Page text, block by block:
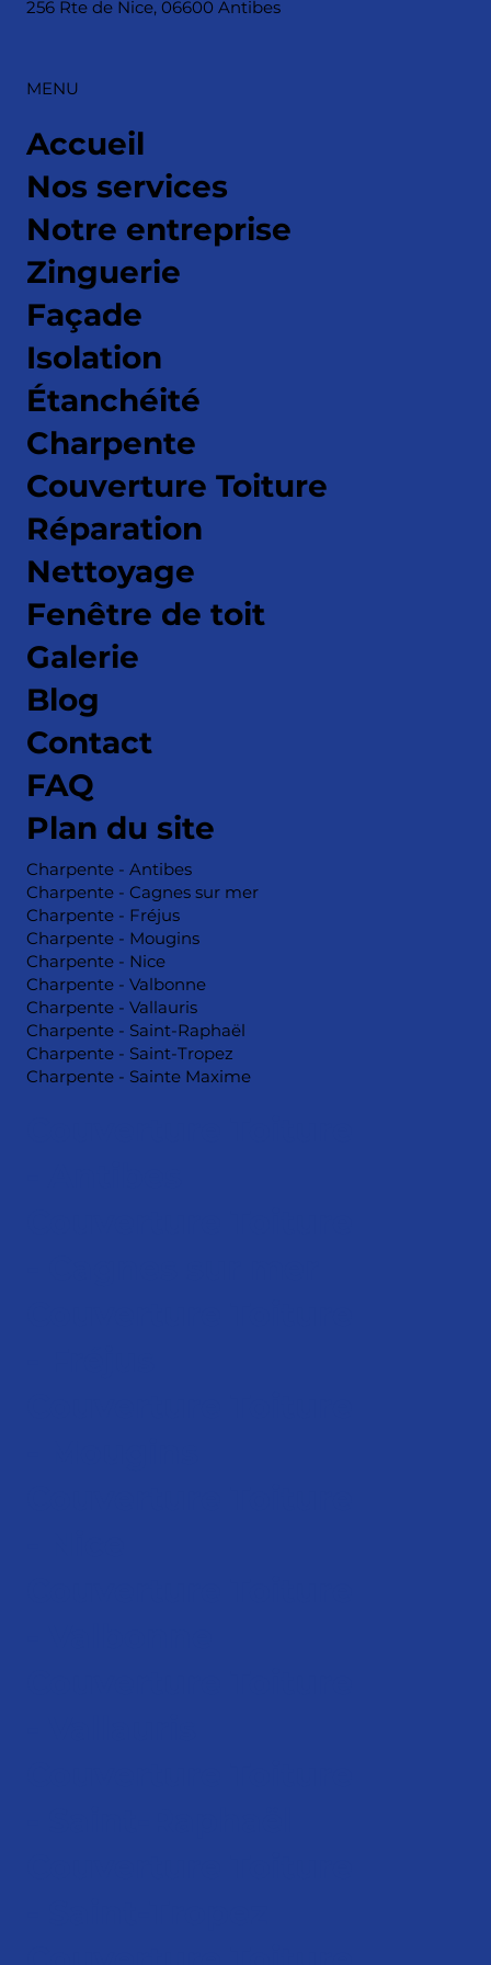
256 Rte de Nice, 06600 Antibes
MENU
Accueil
Nos services
Notre entreprise
Zinguerie
Façade
Isolation
Étanchéité
Charpente
Couverture Toiture
Réparation
Nettoyage
Fenêtre de toit
Galerie
Blog
Contact
FAQ
Plan du site
Charpente - Antibes
Charpente - Cagnes sur mer
Charpente - Fréjus
Charpente - Mougins
Charpente - Nice
Charpente - Valbonne
Charpente - Vallauris
Charpente - Saint-Raphaël
Charpente - Saint-Tropez
Charpente - Sainte Maxime